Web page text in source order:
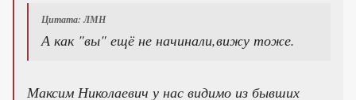
Цитата: ЛМН
А как "вы" ещё не начинали,вижу тоже.
Максим Николаевич у нас видимо из бывших